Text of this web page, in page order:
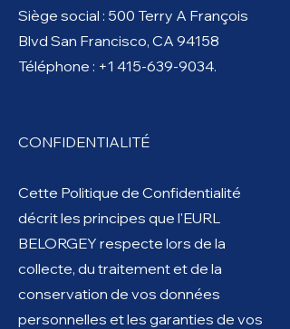
Siège social : 500 Terry A François
Blvd San Francisco, CA 94158
Téléphone : +1 415-639-9034.
CONFIDENTIALITÉ
Cette Politique de Confidentialité
décrit les principes que l'EURL
BELORGEY respecte lors de la
collecte, du traitement et de la
conservation de vos données
personnelles et les garanties de vos